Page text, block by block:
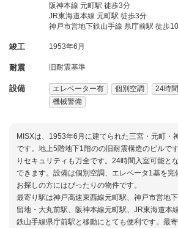
阪神本線 元町駅 徒歩3分
JR東海道本線 元町駅 徒歩3分
神戸市営地下鉄山手線 県庁前駅 徒歩
竣工 1953年6月
耐震 旧耐震基準
設備 エレベーター有 個別空調 24時
機械警備
MISXは、1953年6月に建てられた三宮・元町・
です。地上5階地下1階のの旧耐震構造のビルで
りセキュリティも万全です。24時間入室可能と
できます。設備は個別空調、エレベータ1基を完
お探しの方にはぴったりの物件です。
最寄り駅は神戸高速東西線元町駅、神戸市営地
留地・大丸前駅、阪神本線元町駅、JR東海道本
鉄山手線県庁前駅と移動にとても便利です。最